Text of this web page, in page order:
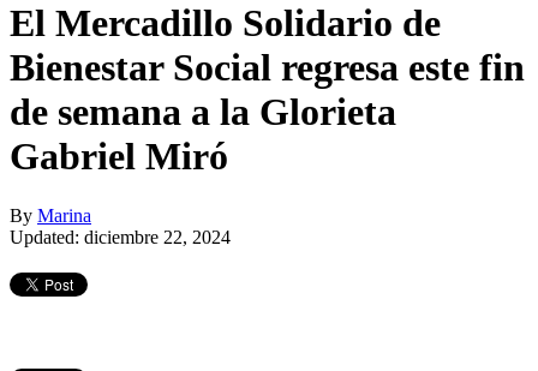
El Mercadillo Solidario de
Bienestar Social regresa este fin
de semana a la Glorieta
Gabriel Miró
By Marina
Updated: diciembre 22, 2024